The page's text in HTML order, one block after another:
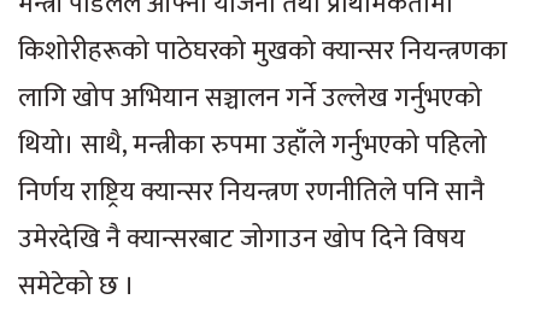
किशोरीहरूको पाठेघरको मुखको क्यान्सर नियन्त्रणका
लागि खोप अभियान सञ्चालन गर्ने उल्लेख गर्नुभएको
थियो। साथै, मन्त्रीका रुपमा उहाँले गर्नुभएको पहिलो
निर्णय राष्ट्रिय क्यान्सर नियन्त्रण रणनीतिले पनि सानै
उमेरदेखि नै क्यान्सरबाट जोगाउन खोप दिने विषय
समेटेको छ ।